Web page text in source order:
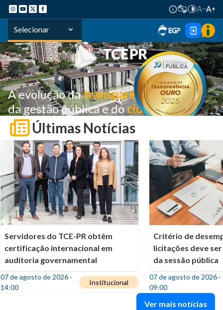
Selecionar
A evolução datransparência a serviço
da gestão pública e docidadão
Últimas Notícias
Servidores do TCE-PR obtêm
certificação internacional em
auditoria governamental
07 de agosto de 2026 -
14:00
Institucional
Critério de
licitações deve
da sessão pública
07 de agosto de 2026 -
09:00
Ver mais notícias